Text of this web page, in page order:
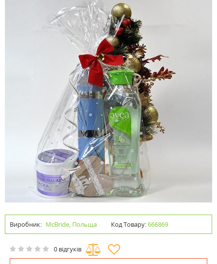
Виробник: McBride, Польща Код Товару:666869
0 відгуків